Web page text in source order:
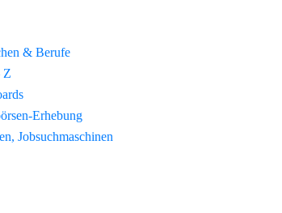
& Berufe
Z
Erhebung
Jobsuchmaschinen